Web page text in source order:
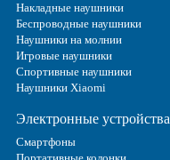
Накладные наушники
Беспроводные наушники
Наушники на молнии
Игровые наушники
Спортивные наушники
Наушники Xiaomi
Электронные устройства
Смартфоны